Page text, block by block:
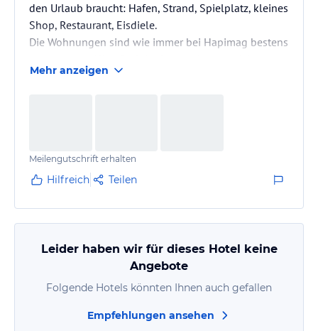
den Urlaub braucht: Hafen, Strand, Spielplatz, kleines
Shop, Restaurant, Eisdiele.
Die Wohnungen sind wie immer bei Hapimag bestens
kommt der Haustechniker.
Mehr anzeigen
Meilengutschrift erhalten
Hilfreich Teilen
Leider haben wir für dieses Hotel keine
Angebote
Folgende Hotels könnten Ihnen auch gefallen
Empfehlungen ansehen